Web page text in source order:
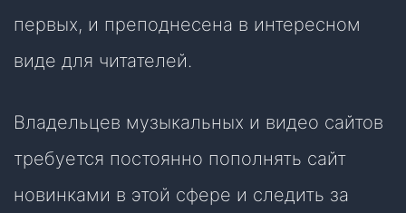
первых, и преподнесена в интересном
виде для читателей.
Владельцев музыкальных и видео сайтов
требуется постоянно пополнять сайт
новинками в этой сфере и следить за